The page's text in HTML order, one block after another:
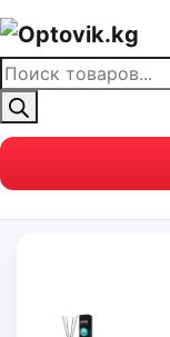
Поиск
товаров